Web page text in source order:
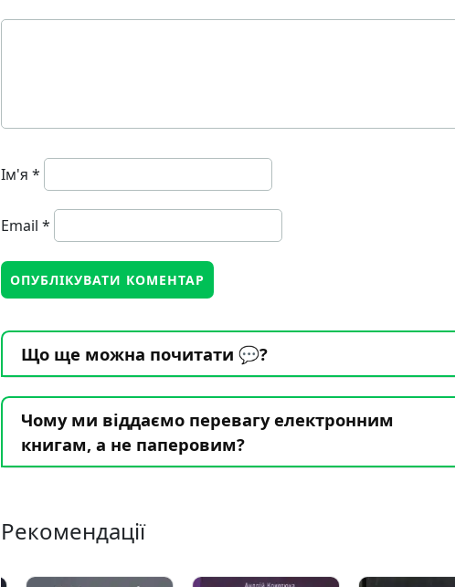
Ім'я *
Email *
Що ще можна почитати 💬?
Чому ми віддаємо перевагу електронним
книгам, а не паперовим?
Рекомендації